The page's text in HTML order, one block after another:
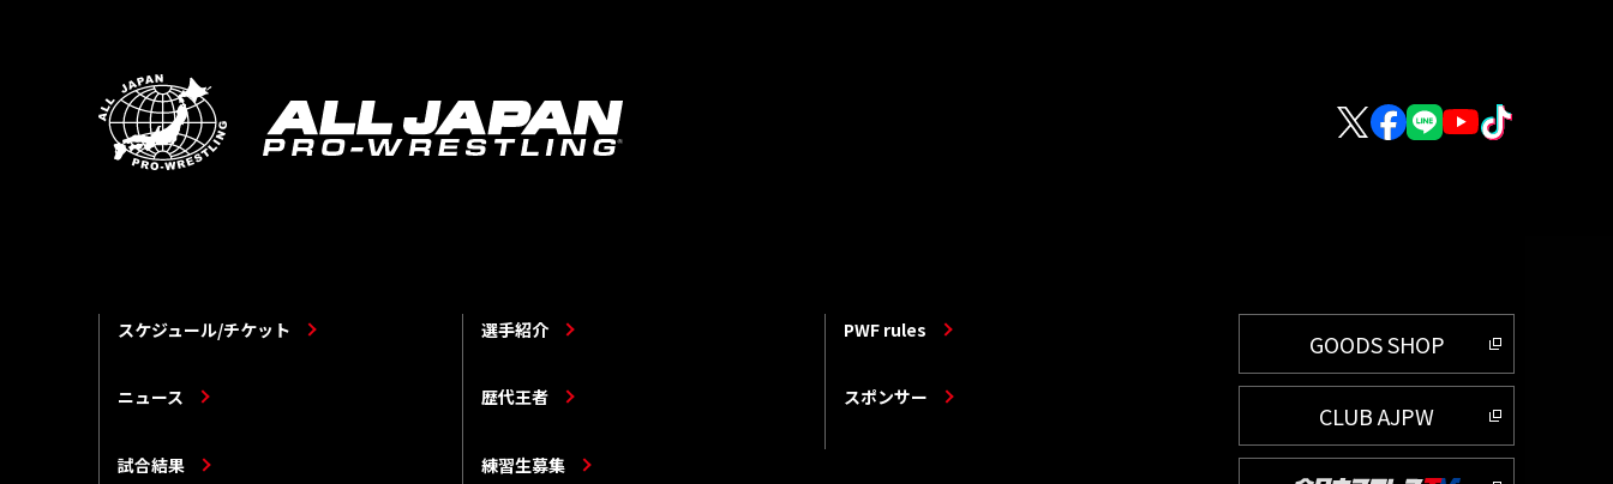
スケジュール/チケット 選手紹介 PWF rules
ニュース 歴代王者 スポンサー
試合結果 練習生募集
GOODS SHOP
CLUB AJPW